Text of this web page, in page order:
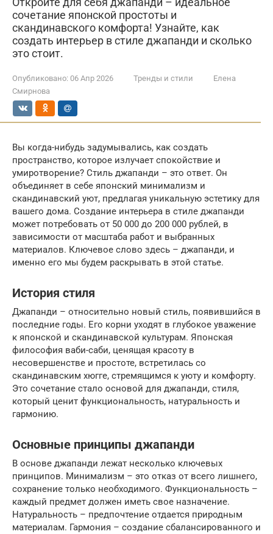
сочетание японской простоты и
скандинавского комфорта! Узнайте, как
создать интерьер в стиле джапанди и сколько
это стоит.
Опубликовано: 06 Апр 2026 Тренды и стили
Елена
Смирнова
Вы когда-нибудь задумывались, как создать
пространство, которое излучает спокойствие и
умиротворение? Стиль джапанди – это ответ. Он
объединяет в себе японский минимализм и
скандинавский уют, предлагая уникальную эстетику для
вашего дома. Создание интерьера в стиле джапанди
может потребовать от 50 000 до 200 000 рублей, в
зависимости от масштаба работ и выбранных
материалов. Ключевое слово здесь – джапанди, и
именно его мы будем раскрывать в этой статье.
История стиля
Джапанди – относительно новый стиль, появившийся в
последние годы. Его корни уходят в глубокое уважение
к японской и скандинавской культурам. Японская
философия ваби-саби, ценящая красоту в
несовершенстве и простоте, встретилась со
скандинавским хюгге, стремящимся к уюту и комфорту.
Это сочетание стало основой для джапанди, стиля,
который ценит функциональность, натуральность и
гармонию.
Основные принципы джапанди
В основе джапанди лежат несколько ключевых
принципов. Минимализм – это отказ от всего лишнего,
сохранение только необходимого. Функциональность –
каждый предмет должен иметь свое назначение.
Натуральность – предпочтение отдается природным
материалам. Гармония – создание сбалансированного и